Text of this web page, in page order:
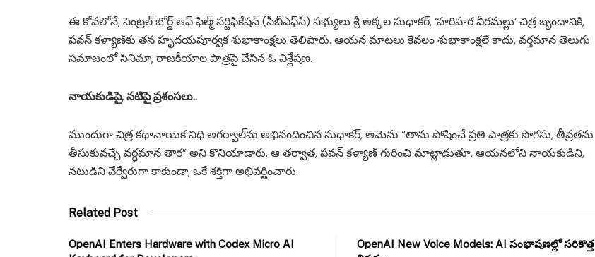
ఈ కోవలోనే, సెంట్రల్ బోర్డ్ ఆఫ్ ఫిల్మ్ సర్టిఫికేషన్ (సీబీఎఫ్‌సీ) సభ్యులు శ్రీ అక్కల సుధాకర్, ‘హరిహర వీరమల్లు’ చిత్ర బృందానికి,
పవన్ కళ్యాణ్‌కు తన హృదయపూర్వక శుభాకాంక్షలు తెలిపారు. ఆయన మాటలు కేవలం శుభాకాంక్షలే కాదు, వర్తమాన తెలుగు
సమాజంలో సినిమా, రాజకీయాల పాత్రపై చేసిన ఓ విశ్లేషణ.
నాయకుడిపై, నటిపై ప్రశంసలు..
ముందుగా చిత్ర కథానాయిక నిధి అగర్వాల్‌ను అభినందించిన సుధాకర్, ఆమెను “తాను పోషించే ప్రతి పాత్రకు సొగసు, తీవ్రతను
తీసుకువచ్చే వర్ధమాన తార” అని కొనియాడారు. ఆ తర్వాత, పవన్ కళ్యాణ్ గురించి మాట్లాడుతూ, ఆయనలోని నాయకుడిని,
నటుడిని వేర్వేరుగా కాకుండా, ఒకే శక్తిగా అభివర్ణించారు.
Related Post
OpenAI Enters Hardware with Codex Micro AI
OpenAI New Voice Models: AI సంభాషణల్లో సరికొత్త